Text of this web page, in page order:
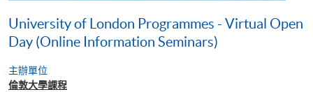
University of London Programmes - Virtual Open
Day (Online Information Seminars)
主辦單位
倫敦大學課程